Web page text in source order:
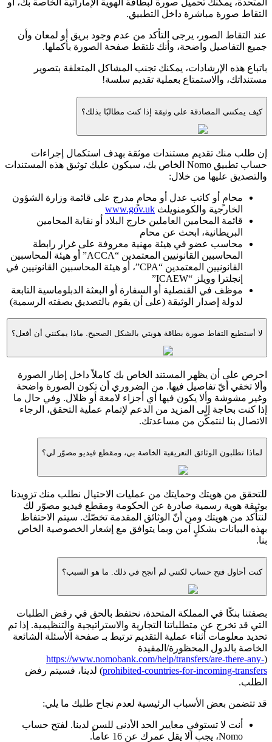
المتحدة، يمكنك تحميل صورة لبطاقة الهوية الإماراتية الخاصة بك، أو
التقاط صورة مباشرة داخل التطبيق.
عند التقاط الصور، يرجى التأكد من عدم وجود بريق أو لمعان وأن
جميع التفاصيل واضحة، وأنك تلتقط صفحة الصورة بأكملها.
باتباع هذه الإرشادات، يمكنك تجنب المشاكل المتعلقة بتصوير
مستنداتك، والاستمتاع بعملية تقديم سلسة!
كيف يمكنني المصادقة على وثيقة إذا كنت مطالبًا بذلك؟
إن طلب منك تقديم مستندات موثقة بهدف استكمال إجراءات
حساب تطبيق Nomo الخاص بك، سيكون عليك توثيق هذه المستندات
والتصديق عليها من خلال:
محامٍ أو كاتب عدل أو محامٍ مدرج على قائمة وزارة الشؤون
الخارجية والكومنويلث www.gov.uk
قائمة المحامين العاملين خارج البلاد أو نقابة المحامين
البريطانية، ابحث عن محام
محاسب عضو في هيئة مهنية معروفة على غرار رابطة
المحاسبين القانونيين المعتمدين “ACCA” أو هيئة المحاسبين
القانونيين المعتمدين “CPA”، أو هيئة المحاسبين القانونيين في
إنجلترا وويلز “ICAEW”
موظف في القنصلية أو السفارة أو البعثة الدبلوماسية التابعة
لدولة إصدار الوثيقة (على أن يقوم بالتصديق بصفته الرسمية)
لا أستطيع التقاط صورة بطاقة هويتي بالشكل الصحيح. ماذا يمكنني أن أفعل؟
احرص على أن يظهر المستند الخاص بك كاملاً داخل إطار الصورة
وألا تخفي أيّ تفاصيل فيها. من الضروري أن تكون الصورة واضحة
وغير مشوشة وألا يكون فيها أي أجزاء لامعة أو ظلال. وفي حال ما
إذا كنت بحاجة إلى المزيد من الدعم لإتمام عملية التحقق، الرجاء
الاتصال بنا لنتمكّن من مساعدتك.
لماذا تطلبون الوثائق التعريفية الخاصة بي، ومقطع فيديو مصوّر لي؟
للتحقق من هويتك وحمايتك من عمليات الاحتيال نطلب منك تزويدنا
بوثيقة هوية رسمية صادرة عن الحكومة ومقطع فيديو مصوّر لك
لنتأكد من هويتك ومن أنّ الوثائق المقدمة تخصّك. سيتم الاحتفاظ
بهذه البيانات بشكلٍ آمن وبما يتوافق مع إشعار الخصوصية الخاص
بنا.
كنت أحاول فتح حساب لكنني لم أنجح في ذلك. ما هو السبب؟
بصفتنا بنكًا في المملكة المتحدة، نحتفظ بالحق في رفض الطلبات
التي قد تخرج عن متطلباتنا التجارية والاستراتيجية والتنظيمية. إذا تم
تحديد معلومات أثناء عملية التقديم ترتبط بـ صفحة الأسئلة الشائعة
الخاصة بالدول المحظورة/المقيدة
(
https://www.nomobank.com/help/transfers/are-there-any-
prohibited-countries-for-incoming-transfers) لدينا، فسيتم رفض
الطلب.
قد تتضمن بعض الأسباب الرئيسية لعدم نجاح طلبك ما يلي:
أنت لا تستوفي معايير الحد الأدنى للسن لدينا. لفتح حساب
Nomo، يجب ألا يقل عمرك عن 16 عاماً.